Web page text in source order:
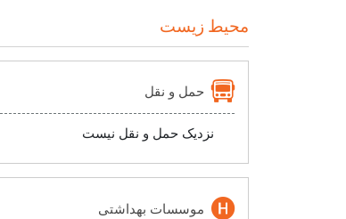
محیط زیست
حمل و نقل
نزدیک حمل و نقل نیست
موسسات بهداشتی